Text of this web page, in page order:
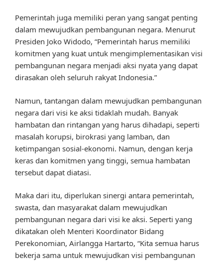
Pemerintah juga memiliki peran yang sangat penting
dalam mewujudkan pembangunan negara. Menurut
Presiden Joko Widodo, “Pemerintah harus memiliki
komitmen yang kuat untuk mengimplementasikan visi
pembangunan negara menjadi aksi nyata yang dapat
dirasakan oleh seluruh rakyat Indonesia.”
Namun, tantangan dalam mewujudkan pembangunan
negara dari visi ke aksi tidaklah mudah. Banyak
hambatan dan rintangan yang harus dihadapi, seperti
masalah korupsi, birokrasi yang lamban, dan
ketimpangan sosial-ekonomi. Namun, dengan kerja
keras dan komitmen yang tinggi, semua hambatan
tersebut dapat diatasi.
Maka dari itu, diperlukan sinergi antara pemerintah,
swasta, dan masyarakat dalam mewujudkan
pembangunan negara dari visi ke aksi. Seperti yang
dikatakan oleh Menteri Koordinator Bidang
Perekonomian, Airlangga Hartarto, “Kita semua harus
bekerja sama untuk mewujudkan visi pembangunan